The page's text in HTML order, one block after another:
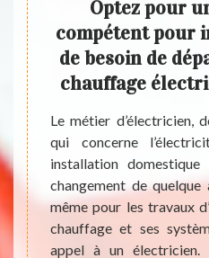
et
Ces
bien
et
de
vous
Optez pour
compétent pour
de besoin de
chauffage
Le métier d’électricien,
qui concerne
installation
changement de
même pour les travaux
chauffage et ses
appel à un